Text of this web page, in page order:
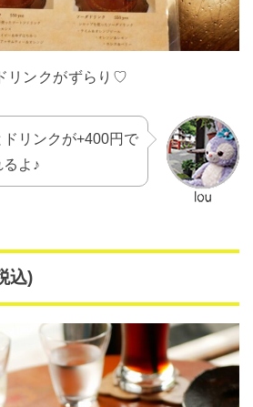
リンクがずらり♡
リンクが+400円で
よ♪
込)